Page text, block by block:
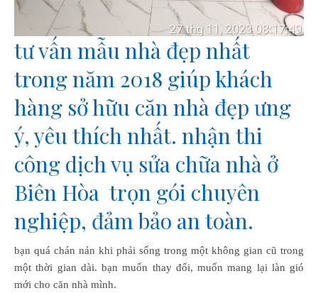
tư vấn mẫu nhà đẹp nhất
trong năm 2018 giúp khách
hàng sở hữu căn nhà đẹp ưng
ý, yêu thích nhất. nhận thi
công dịch vụ sửa chữa nhà ở
Biên Hòa trọn gói chuyên
nghiệp, đảm bảo an toàn.
bạn quá chán nản khi phải sống trong một không gian cũ trong
một thời gian dài. bạn muốn thay đổi, muốn mang lại làn gió
mới cho căn nhà mình.